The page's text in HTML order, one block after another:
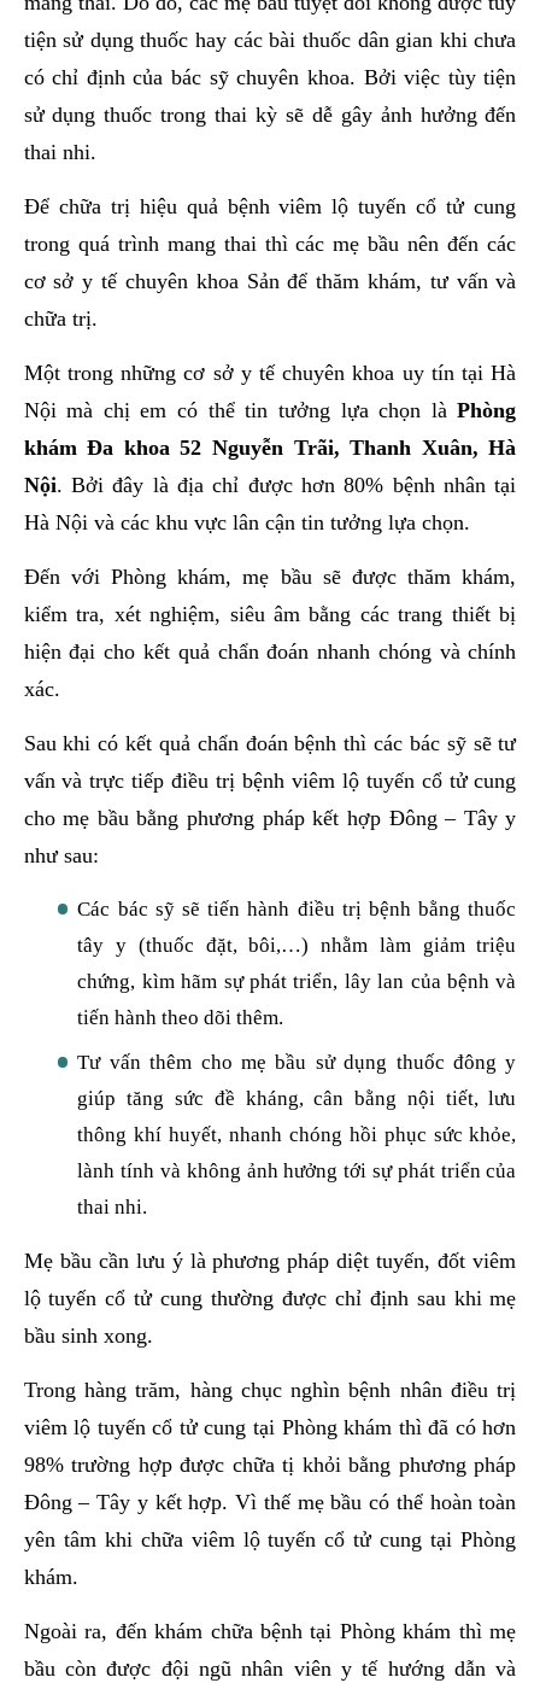
tiện sử dụng thuốc hay các bài thuốc dân gian khi chưa
có chỉ định của bác sỹ chuyên khoa. Bởi việc tùy tiện
sử dụng thuốc trong thai kỳ sẽ dễ gây ảnh hưởng đến
thai nhi.
Để chữa trị hiệu quả bệnh viêm lộ tuyến cổ tử cung
trong quá trình mang thai thì các mẹ bầu nên đến các
cơ sở y tế chuyên khoa Sản để thăm khám, tư vấn và
chữa trị.
Một trong những cơ sở y tế chuyên khoa uy tín tại Hà
Nội mà chị em có thể tin tưởng lựa chọn làPhòng
khám Đa khoa 52 Nguyễn Trãi, Thanh Xuân, Hà
Nội. Bởi đây là địa chỉ được hơn 80% bệnh nhân tại
Hà Nội và các khu vực lân cận tin tưởng lựa chọn.
Đến với Phòng khám, mẹ bầu sẽ được thăm khám,
kiểm tra, xét nghiệm, siêu âm bằng các trang thiết bị
hiện đại cho kết quả chẩn đoán nhanh chóng và chính
xác.
Sau khi có kết quả chẩn đoán bệnh thì các bác sỹ sẽ tư
vấn và trực tiếp điều trị bệnh viêm lộ tuyến cổ tử cung
cho mẹ bầu bằng phương pháp kết hợp Đông – Tây y
như sau:
Các bác sỹ sẽ tiến hành điều trị bệnh bằng thuốc
tây y (thuốc đặt, bôi,…) nhằm làm giảm triệu
chứng, kìm hãm sự phát triển, lây lan của bệnh và
tiến hành theo dõi thêm.
Tư vấn thêm cho mẹ bầu sử dụng thuốc đông y
giúp tăng sức đề kháng, cân bằng nội tiết, lưu
thông khí huyết, nhanh chóng hồi phục sức khỏe,
lành tính và không ảnh hưởng tới sự phát triển của
thai nhi.
Mẹ bầu cần lưu ý là phương pháp diệt tuyến, đốt viêm
lộ tuyến cổ tử cung thường được chỉ định sau khi mẹ
bầu sinh xong.
Trong hàng trăm, hàng chục nghìn bệnh nhân điều trị
viêm lộ tuyến cổ tử cung tại Phòng khám thì đã có hơn
98% trường hợp được chữa tị khỏi bằng phương pháp
Đông – Tây y kết hợp. Vì thế mẹ bầu có thể hoàn toàn
yên tâm khi chữa viêm lộ tuyến cổ tử cung tại Phòng
khám.
Ngoài ra, đến khám chữa bệnh tại Phòng khám thì mẹ
bầu còn được đội ngũ nhân viên y tế hướng dẫn và